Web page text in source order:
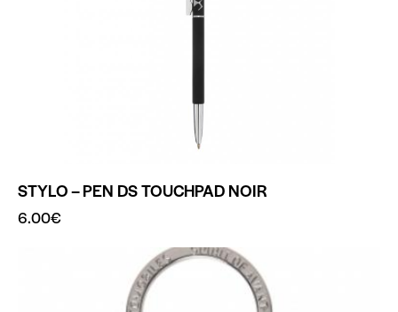
STYLO – PEN DS TOUCHPAD NOIR
6.00€